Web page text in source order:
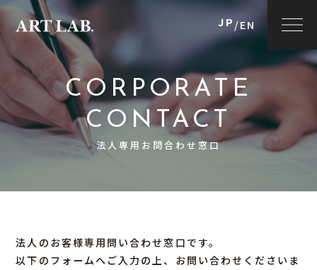
JP/EN
CORPORATE
CONTACT
法人専用お問合わせ窓口
法人のお客様専用問い合わせ窓口です。
以下のフォームへご入力の上、お問い合わせくださいま